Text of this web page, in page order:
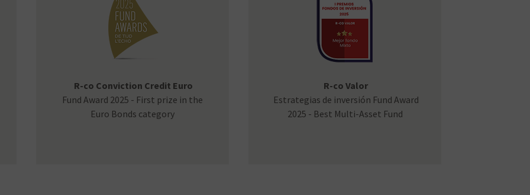
R-co Conviction Credit Euro
Fund Award 2025 - First prize in the
Euro Bonds category
R-co Valor
Estrategias de inversión Fund Award
2025 - Best Multi-Asset Fund